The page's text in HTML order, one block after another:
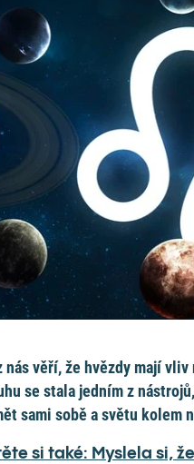
nás věří, že hvězdy mají
se stala jedním z
sami sobě a světu kolem
si také: Myslela si,